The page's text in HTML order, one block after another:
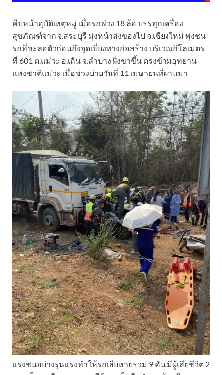
คืบหน้าอุบัติเหตุหมู่ เมื่อรถพ่วง 18 ล้อ บรรทุกเครื่อง
สุขภัณฑ์จาก จ.สระบุรี มุ่งหน้าส่งของไป จ.เชียงใหม่ พุ่งชน
รถที่ชะลอตัวก่อนถึงจุดเบี่ยงทางก่อสร้าง บริเวณกิโลเมตร
ที่ 601 ต.แม่วะ อ.เถิน จ.ลำปาง ฝั่งขาขึ้น ตรงข้ามอุทยาน
แห่งชาติแม่วะ เมื่อช่วงบ่ายวันที่ 11 เมษายนที่ผ่านมา
แรงชนอย่างรุนแรงทำให้รถเสียหายรวม 9 คัน มีผู้เสียชีวิต 2